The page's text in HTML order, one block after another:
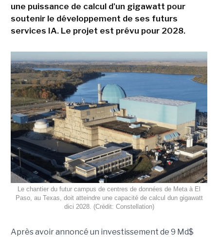
une puissance de calcul d'un gigawatt pour
soutenir le développement de ses futurs
services IA. Le projet est prévu pour 2028.
Le chantier du futur campus de centres de données de Meta à El
Paso, au Texas, doit atteindre une capacité de calcul dun gigawatt
dici 2028. (Crédit: Constellation)
Après avoir annoncé un investissement de 9 Md$